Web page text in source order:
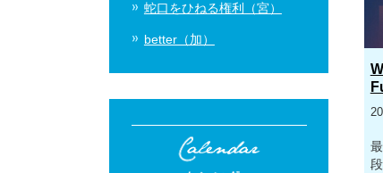
蛇口をひねる権利（宮）
better（加）